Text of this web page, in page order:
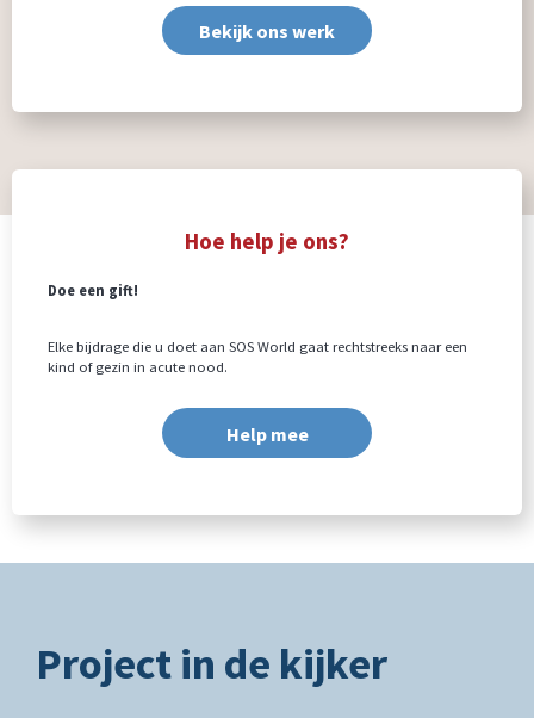
Bekijk ons werk
Hoe help je ons?
Doe een gift!
Elke bijdrage die u doet aan SOS World gaat rechtstreeks naar een
kind of gezin in acute nood.
Help mee
Project in de kijker